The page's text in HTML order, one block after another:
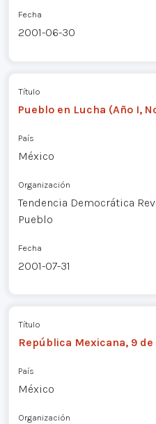
Fecha
2001-06-30
Título
Pueblo en Lucha (Año I,
País
México
Organización
Tendencia Democrática
Pueblo
Fecha
2001-07-31
Título
República Mexicana, 9
País
México
Organización